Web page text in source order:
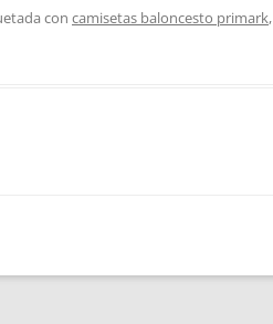
con camisetas baloncesto primark,